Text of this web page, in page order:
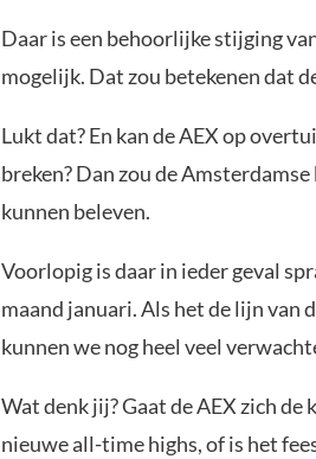
Daar is een behoorlijke stijging
mogelijk. Dat zou betekenen dat
Lukt dat? En kan de AEX op
breken? Dan zou de
kunnen beleven.
Voorlopig is daar in ieder geval
maand januari. Als het de lijn van
kunnen we nog heel veel
Wat denk jij? Gaat de AEX zich
nieuwe all-time highs, of is het